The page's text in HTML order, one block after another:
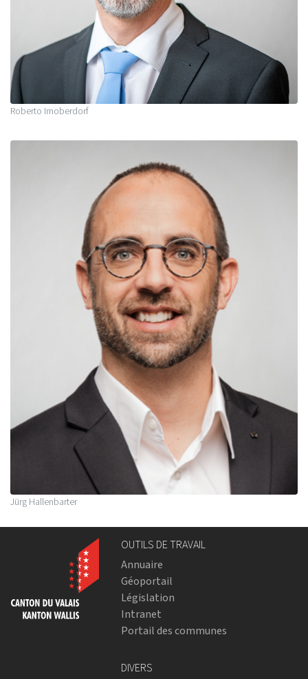
Roberto Imoberdorf
Jürg Hallenbarter
OUTILS DE TRAVAIL
Annuaire
Géoportail
Législation
Intranet
Portail des communes
DIVERS